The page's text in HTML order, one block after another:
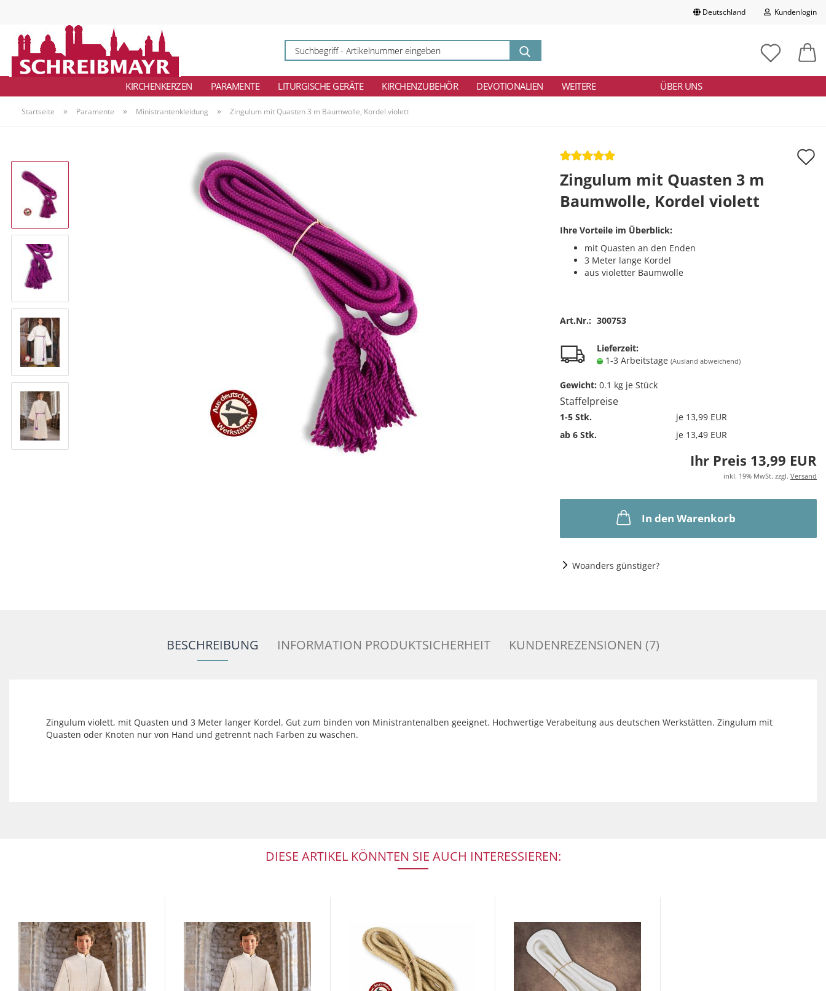
Deutschland Kundenlogin
E-Mail
Konto erstellen
Passwort vergessen?
eingeben
KIRCHENKERZEN PARAMENTE LITURGISCHE GERÄTE KIRCHENZUBEHÖR DEVOTIONALIEN ÜBER UNS
WEITERE
Startseite » Paramente » Ministrantenkleidung » Zingulum mit Quasten 3 m Baumwolle, Kordel violett
Zingulum mit Quasten 3 m
Baumwolle, Kordel violett
Ihre Vorteile im Überblick:
mit Quasten an den Enden
3 Meter lange Kordel
aus violetter Baumwolle
Art.Nr.: 300753
Lieferzeit:
1-3 Arbeitstage (Ausland abweichend)
Gewicht: 0.1 kg je Stück
Staffelpreise
1-5 Stk.
je 13,99 EUR
ab 6 Stk.
je 13,49 EUR
Ihr Preis 13,99 EUR
inkl. 19% MwSt. zzgl. Versand
In den Warenkorb
Woanders günstiger?
BESCHREIBUNG INFORMATION PRODUKTSICHERHEIT KUNDENREZENSIONEN (7)
Zingulum violett, mit Quasten und 3 Meter langer Kordel. Gut zum binden von Ministrantenalben geeignet. Hochwertige Verabeitung aus deutschen Werkstätten. Zingulum mit
Quasten oder Knoten nur von Hand und getrennt nach Farben zu waschen.
DIESE ARTIKEL KÖNNTEN SIE AUCH INTERESSIEREN: